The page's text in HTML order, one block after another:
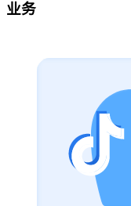
业务